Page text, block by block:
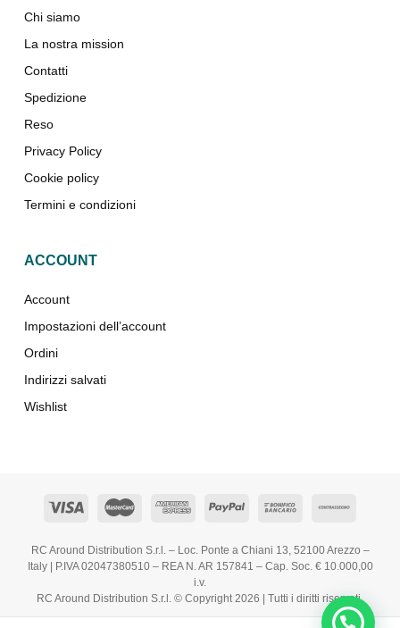
Chi siamo
La nostra mission
Contatti
Spedizione
Reso
Privacy Policy
Cookie policy
Termini e condizioni
ACCOUNT
Account
Impostazioni dell’account
Ordini
Indirizzi salvati
Wishlist
RC Around Distribution S.r.l. – Loc. Ponte a Chiani 13, 52100 Arezzo –
Italy | P.IVA 02047380510 – REA N. AR 157841 – Cap. Soc. € 10.000,00
i.v.
RC Around Distribution S.r.l. © Copyright 2026 | Tutti i diritti riservati.